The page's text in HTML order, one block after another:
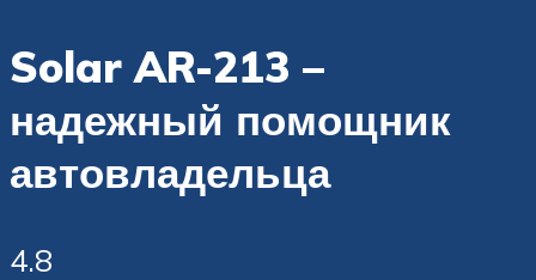
Solar AR-213 –
надежный помощник
автовладельца
4.8